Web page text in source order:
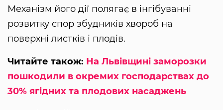
Механізм його дії полягає в інгібуванні
розвитку спор збудників хвороб на
поверхні листків і плодів.
Читайте також: На Львівщині заморозки
пошкодили в окремих господарствах до
30% ягідних та плодових насаджень